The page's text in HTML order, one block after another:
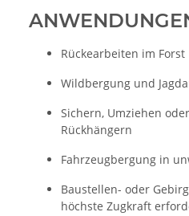
Rückearbeiten im Forst
Wildbergung und
Sichern, Umziehen
Rückhängern
Fahrzeugbergung in
Baustellen- oder
höchste Zugkraft